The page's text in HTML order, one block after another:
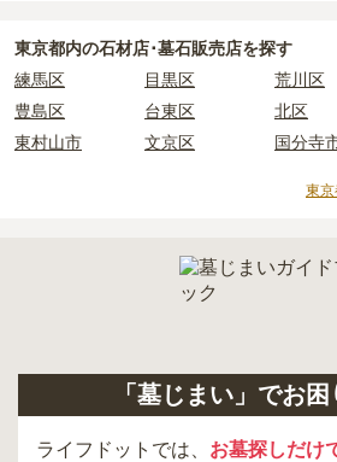
現地への見学が難しい場合は、資料請求で
内を取り寄せることができます。
東京都内の石材店･墓石販売店を探す
練馬区
目黒区 荒川区
豊島区
台東区 北区
東村山市
文京区 国分寺
東
「墓じまい」でお
ライフドットでは、 お墓探しだけ